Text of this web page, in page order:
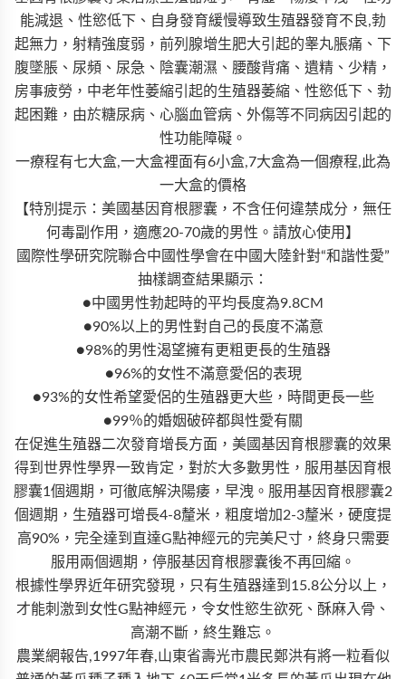
能減退、性慾低下、自身發育緩慢導致生殖器發育不良,勃
起無力，射精強度弱，前列腺增生肥大引起的睾丸脹痛、下
腹墜脹、尿頻、尿急、陰囊潮濕、腰酸背痛、遺精、少精，
房事疲勞，中老年性萎縮引起的生殖器萎縮、性慾低下、勃
起困難，由於糖尿病、心腦血管病、外傷等不同病因引起的
性功能障礙。
一療程有七大盒,一大盒裡面有6小盒,7大盒為一個療程,此為
一大盒的價格
【特別提示：美國基因育根膠囊，不含任何違禁成分，無任
何毒副作用，適應20-70歲的男性。請放心使用】
國際性學研究院聯合中國性學會在中國大陸針對“和諧性愛”
抽樣調查結果顯示：
●中國男性勃起時的平均長度為9.8CM
●90%以上的男性對自己的長度不滿意
●98%的男性渴望擁有更粗更長的生殖器
●96%的女性不滿意愛侶的表現
●93%的女性希望愛侶的生殖器更大些，時間更長一些
●99％的婚姻破碎都與性愛有關
在促進生殖器二次發育增長方面，美國基因育根膠囊的效果
得到世界性學界一致肯定，對於大多數男性，服用基因育根
膠囊1個週期，可徹底解決陽痿，早洩。服用基因育根膠囊2
個週期，生殖器可增長4-8釐米，粗度增加2-3釐米，硬度提
高90%，完全達到直達G點神經元的完美尺寸，終身只需要
服用兩個週期，停服基因育根膠囊後不再回縮。
根據性學界近年研究發現，只有生殖器達到15.8公分以上，
才能刺激到女性G點神經元，令女性慾生欲死、酥麻入骨、
高潮不斷，終生難忘。
農業網報告,1997年春,山東省壽光市農民鄭洪有將一粒看似